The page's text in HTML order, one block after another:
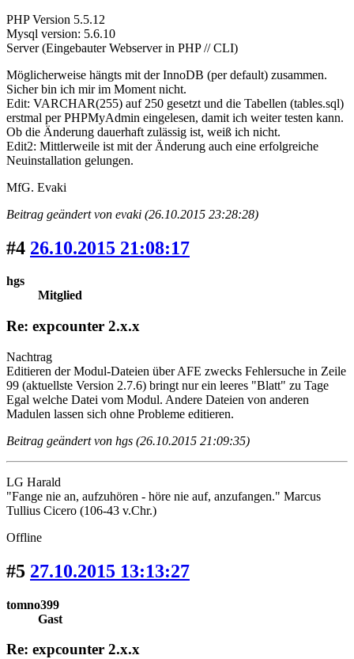
PHP Version 5.5.12
Mysql version: 5.6.10
Server (Eingebauter Webserver in PHP // CLI)
Möglicherweise hängts mit der InnoDB (per default) zusammen.
Sicher bin ich mir im Moment nicht.
Edit: VARCHAR(255) auf 250 gesetzt und die Tabellen (tables.sql)
erstmal per PHPMyAdmin eingelesen, damit ich weiter testen kann.
Ob die Änderung dauerhaft zulässig ist, weiß ich nicht.
Edit2: Mittlerweile ist mit der Änderung auch eine erfolgreiche
Neuinstallation gelungen.
MfG. Evaki
Beitrag geändert von evaki (26.10.2015 23:28:28)
#4 26.10.2015 21:08:17
hgs
Mitglied
Re: expcounter 2.x.x
Nachtrag
Editieren der Modul-Dateien über AFE zwecks Fehlersuche in Zeile
99 (aktuellste Version 2.7.6) bringt nur ein leeres "Blatt" zu Tage
Egal welche Datei vom Modul. Andere Dateien von anderen
Madulen lassen sich ohne Probleme editieren.
Beitrag geändert von hgs (26.10.2015 21:09:35)
LG Harald
"Fange nie an, aufzuhören - höre nie auf, anzufangen." Marcus
Tullius Cicero (106-43 v.Chr.)
Offline
#5 27.10.2015 13:13:27
tomno399
Gast
Re: expcounter 2.x.x